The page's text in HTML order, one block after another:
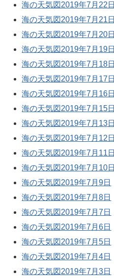
海の天気図2019年7月22日
海の天気図2019年7月21日
海の天気図2019年7月20日
海の天気図2019年7月19日
海の天気図2019年7月18日
海の天気図2019年7月17日
海の天気図2019年7月16日
海の天気図2019年7月15日
海の天気図2019年7月13日
海の天気図2019年7月12日
海の天気図2019年7月11日
海の天気図2019年7月10日
海の天気図2019年7月9日
海の天気図2019年7月8日
海の天気図2019年7月7日
海の天気図2019年7月6日
海の天気図2019年7月5日
海の天気図2019年7月4日
海の天気図2019年7月3日